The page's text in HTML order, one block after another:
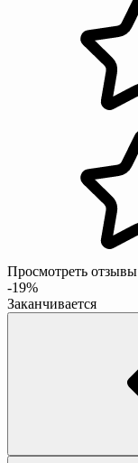
Просмотреть отзывы
-19%
Заканчивается